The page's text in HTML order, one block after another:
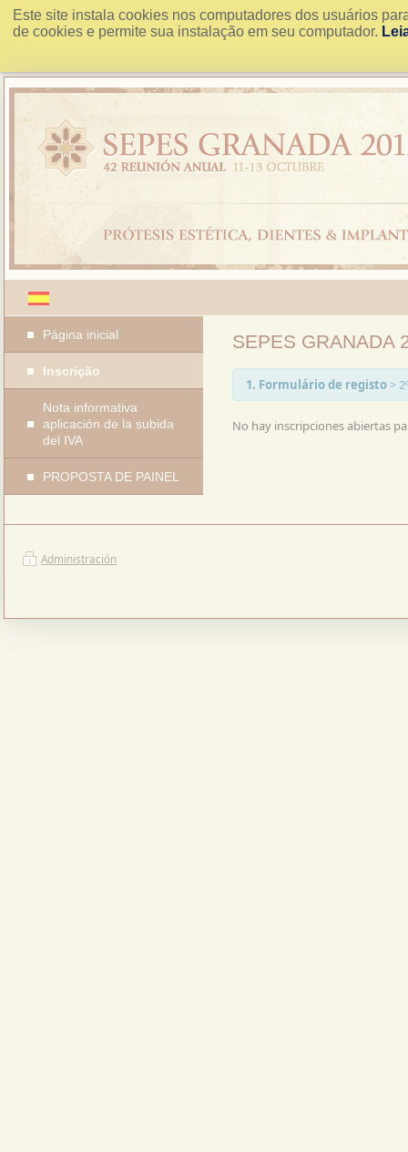
Este site instala cookies nos computadores dos usuários
de cookies e permite sua instalação em seu computador.
Página inicial
Inscrição
Nota informativa
aplicación de la subida
del IVA
PROPOSTA DE PAINEL
SEPES GRANADA
1. Formulário de registo>
No hay inscripciones abiertas
Administración